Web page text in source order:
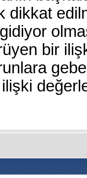
dikkat
bir
ilişki